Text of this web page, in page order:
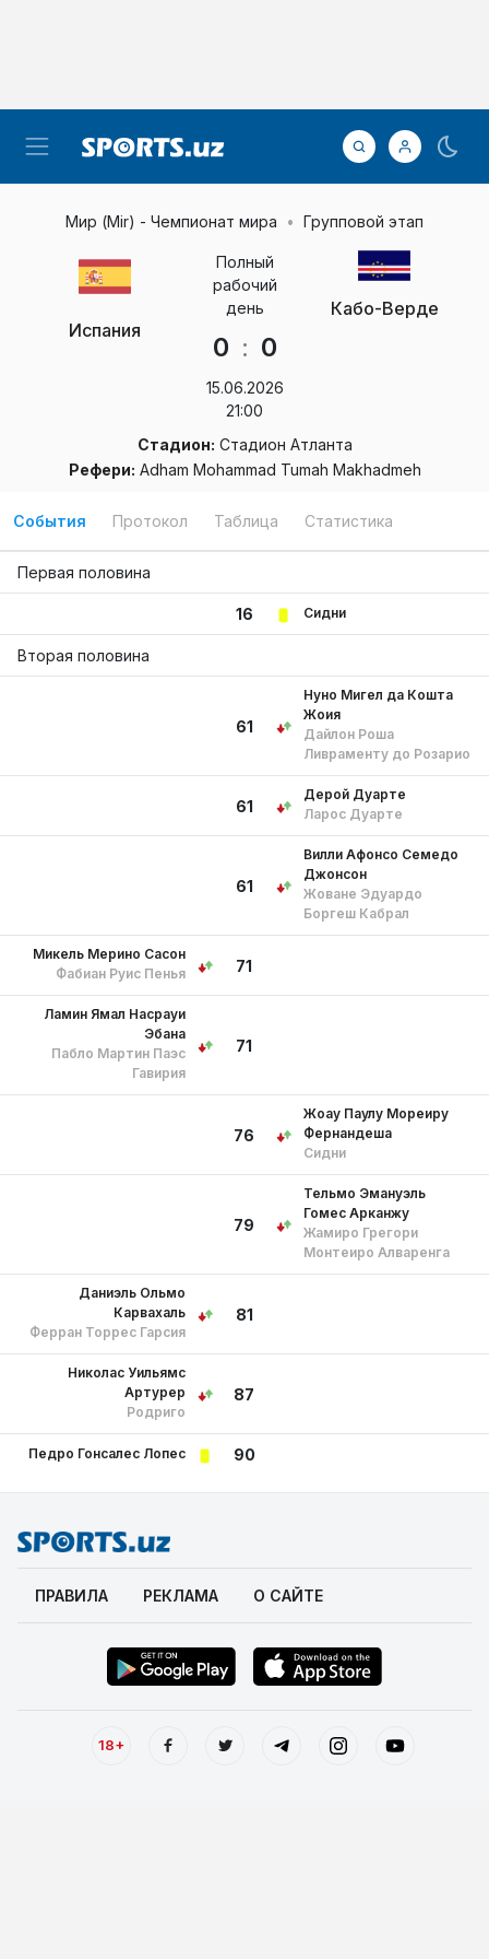
Мир (Mir) - Чемпионат мира Групповой этап
Испания
Полный
рабочий
день
0 : 0
15.06.2026
21:00
Кабо-Верде
Стадион: Стадион Атланта
Рефери: Adham Mohammad Tumah Makhadmeh
События Протокол Таблица Статистика
Первая половина
16 Сидни
Вторая половина
61
Нуно Мигел да Кошта
Жоия
Дайлон Роша
Ливраменту до Розарио
61
Дерой Дуарте
Ларос Дуарте
61
Вилли Афонсо Семедо
Джонсон
Жоване Эдуардо
Боргеш Кабрал
71
Микель Мерино Сасон
Фабиан Руис Пенья
71
Ламин Ямал Насрауи
Эбана
Пабло Мартин Паэс
Гавирия
76
Жоау Паулу Мореиру
Фернандеша
Сидни
79
Тельмо Эмануэль
Гомес Арканжу
Жамиро Грегори
Монтеиро Алваренга
81
Даниэль Ольмо
Карвахаль
Ферран Торрес Гарсия
87
Николас Уильямс
Артурер
Родриго
90
Педро Гонсалес Лопес
ПРАВИЛА РЕКЛАМА О САЙТЕ
18+